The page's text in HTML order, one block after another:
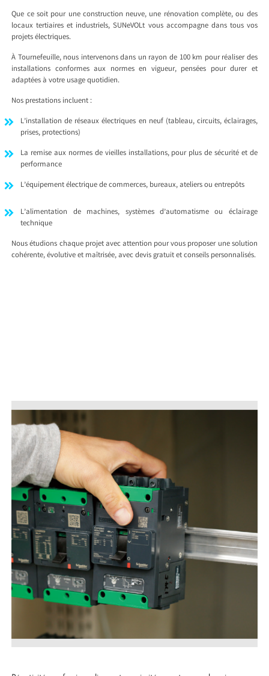
Que ce soit pour une construction neuve, une rénovation complète, ou des
locaux tertiaires et industriels, SUNeVOLt vous accompagne dans tous vos
projets électriques.
À Tournefeuille, nous intervenons dans un rayon de 100 km pour réaliser des
installations conformes aux normes en vigueur, pensées pour durer et
adaptées à votre usage quotidien.
Nos prestations incluent :
L’installation de réseaux électriques en neuf (tableau, circuits, éclairages,
prises, protections)
La remise aux normes de vieilles installations, pour plus de sécurité et de
performance
L’équipement électrique de commerces, bureaux, ateliers ou entrepôts
L’alimentation de machines, systèmes d’automatisme ou éclairage
technique
Nous étudions chaque projet avec attention pour vous proposer une solution
cohérente, évolutive et maîtrisée, avec devis gratuit et conseils personnalisés.